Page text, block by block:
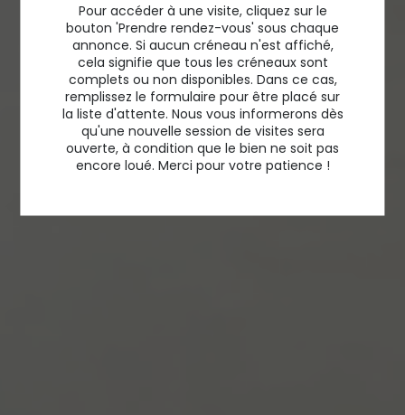
Pour accéder à une visite, cliquez sur le
bouton 'Prendre rendez-vous' sous chaque
annonce. Si aucun créneau n'est affiché,
cela signifie que tous les créneaux sont
complets ou non disponibles. Dans ce cas,
remplissez le formulaire pour être placé sur
la liste d'attente. Nous vous informerons dès
qu'une nouvelle session de visites sera
ouverte, à condition que le bien ne soit pas
encore loué. Merci pour votre patience !